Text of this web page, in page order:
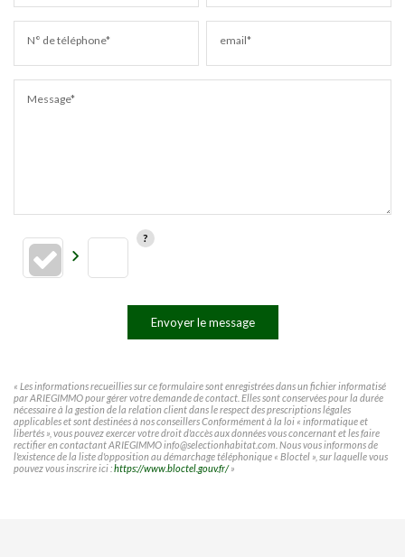
N° de téléphone* email*
Message*
Envoyer le message
« Les informations recueillies sur ce formulaire sont enregistrées dans un fichier informatisé
par ARIEGIMMO pour gérer votre demande de contact. Elles sont conservées pour la durée
nécessaire à la gestion de la relation client dans le respect des prescriptions légales
applicables et sont destinées à nos conseillers Conformément à la loi « informatique et
libertés », vous pouvez exercer votre droit d'accès aux données vous concernant et les faire
rectifier en contactant ARIEGIMMO info@selectionhabitat.com. Nous vous informons de
l'existence de la liste d'opposition au démarchage téléphonique « Bloctel », sur laquelle vous
pouvez vous inscrire ici :https://www.bloctel.gouv.fr/»